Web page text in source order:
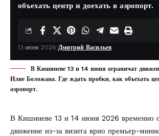
объехать центр и доехать в аэропорт.
13 июня 2026 Дмитрий Васильев
В Кишиневе 13 и 14 июня ограничат
Илие Боложана. Где ждать пробки, как объехать
аэропорт.
В Кишиневе 13 и 14 июня 2026 временно
движение из-за визита врио премьер-